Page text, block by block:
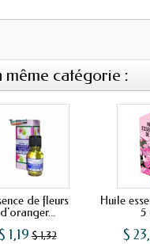
catégorie :
de fleurs
d'oranger...
1,19 $ 1,32
Huile
5
$